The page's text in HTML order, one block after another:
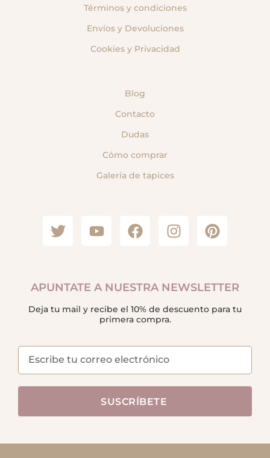
Kit Arnés Macramé “Tulúm”
Pareo “Alhambra”
Términos y condiciones
Blog
Dudas
Galería de tapices